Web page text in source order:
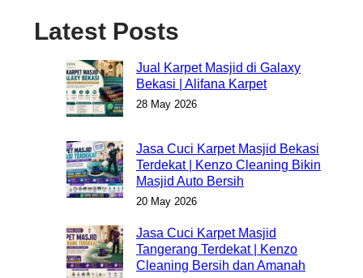
Latest Posts
Jual Karpet Masjid di Galaxy
Bekasi | Alifana Karpet
28 May 2026
Jasa Cuci Karpet Masjid Bekasi
Terdekat | Kenzo Cleaning Bikin
Masjid Auto Bersih
20 May 2026
Jasa Cuci Karpet Masjid
Tangerang Terdekat | Kenzo
Cleaning Bersih dan Amanah